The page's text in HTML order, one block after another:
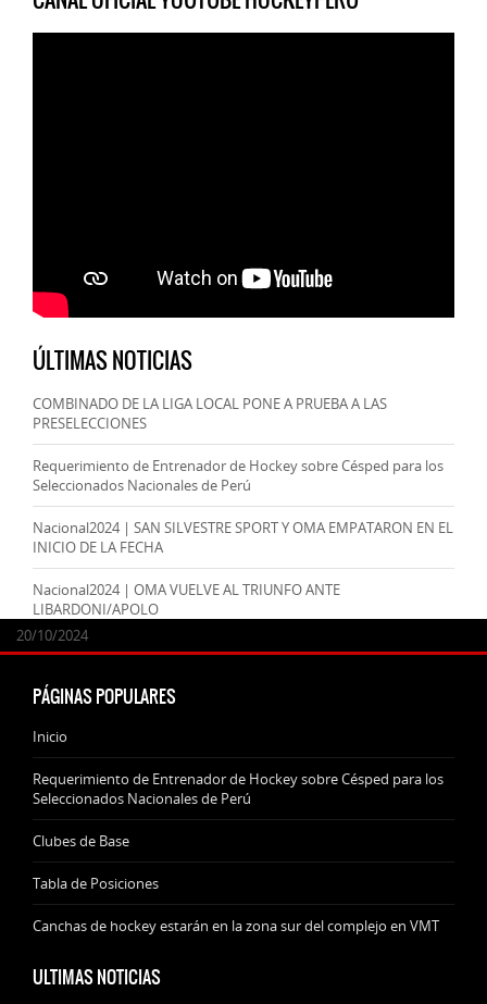
ÚLTIMAS NOTICIAS
COMBINADO DE LA LIGA LOCAL PONE A PRUEBA A LAS
PRESELECCIONES
24/09/2025
Requerimiento de Entrenador de Hockey sobre Césped para los
Seleccionados Nacionales de Perú
07/11/2024
Nacional2024 | SAN SILVESTRE SPORT Y OMA EMPATARON EN EL
INICIO DE LA FECHA
20/10/2024
Nacional2024 | OMA VUELVE AL TRIUNFO ANTE
LIBARDONI/APOLO
20/10/2024
PÁGINAS POPULARES
Inicio
Requerimiento de Entrenador de Hockey sobre Césped para los
Seleccionados Nacionales de Perú
Clubes de Base
Tabla de Posiciones
Canchas de hockey estarán en la zona sur del complejo en VMT
ULTIMAS NOTICIAS